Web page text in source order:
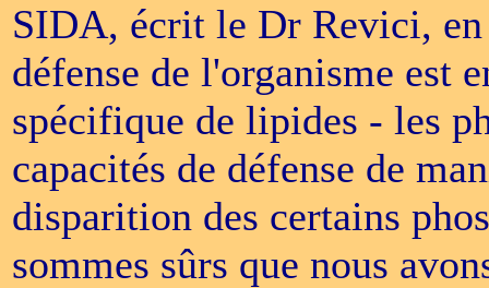
SIDA, écrit le Dr Revici,
défense de l'organisme est
spécifique de lipides - les
capacités de défense de
disparition des certains
sommes sûrs que nous